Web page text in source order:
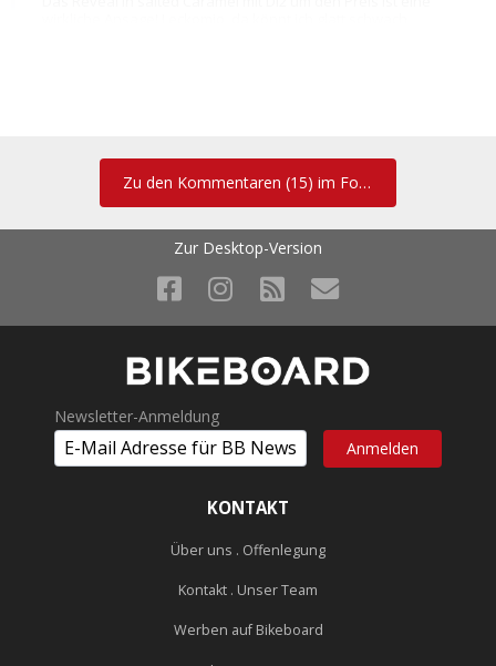
Ein sehr schönes Bike. Zeigt das der Alurahmen doch noch
Habe heute in der Tour gelesen, dass der Rahmen 1,9 Kilo wiegt.
Habe heute in der Tour gelesen, dass der Rahmen 1,9 Kilo
Zu den Kommentaren (15) im Forum
Zur Desktop-Version
Newsletter-Anmeldung
KONTAKT
Über uns . Offenlegung
Kontakt . Unser Team
Werben auf Bikeboard